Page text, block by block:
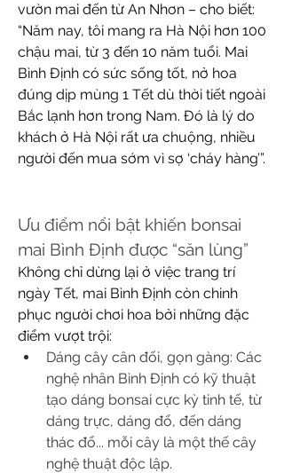
vườn mai đến từ An Nhơn – cho biết:
“Năm nay, tôi mang ra Hà Nội hơn 100
chậu mai, từ 3 đến 10 năm tuổi. Mai
Bình Định có sức sống tốt, nở hoa
đúng dịp mùng 1 Tết dù thời tiết ngoài
Bắc lạnh hơn trong Nam. Đó là lý do
khách ở Hà Nội rất ưa chuộng, nhiều
người đến mua sớm vì sợ ‘cháy hàng’”.
Ưu điểm nổi bật khiến bonsai
mai Bình Định được “săn lùng”
Không chỉ dừng lại ở việc trang trí
ngày Tết, mai Bình Định còn chinh
phục người chơi hoa bởi những đặc
điểm vượt trội:
Dáng cây cân đối, gọn gàng: Các
nghệ nhân Bình Định có kỹ thuật
tạo dáng bonsai cực kỳ tinh tế, từ
dáng trực, dáng đổ, đến dáng
thác đổ... mỗi cây là một thế cây
nghệ thuật độc lập.